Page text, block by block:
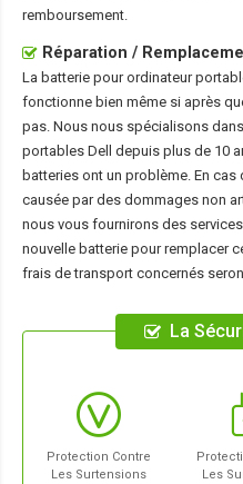
remboursement.
Réparation /
La batterie pour ordinateur
fonctionne bien même si après
pas. Nous nous spécialisons
portables Dell depuis plus de 10
batteries ont un problème. En
causée par des dommages non
nous vous fournirons des
nouvelle batterie pour remplacer
frais de transport concernés
La
Protection Contre
Les Surtensions
Les